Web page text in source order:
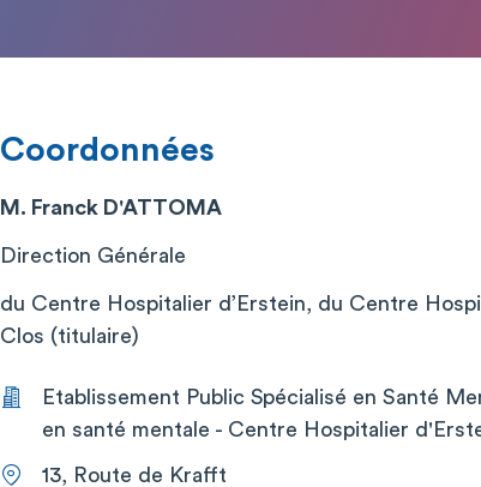
Coordonnées
M. Franck D'ATTOMA
Direction Générale
du Centre Hospitalier d’Erstein, du Centre
Clos (titulaire)
Etablissement Public Spécialisé en Santé
en santé mentale - Centre Hospitalier
13, Route de Krafft